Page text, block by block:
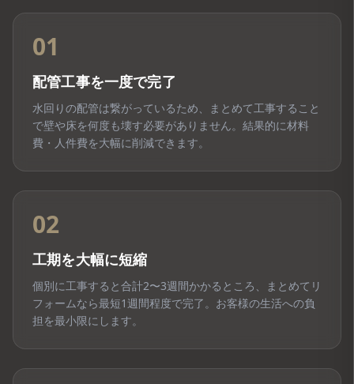
01
配管工事を一度で完了
水回りの配管は繋がっているため、まとめて工事すること
で壁や床を何度も壊す必要がありません。結果的に材料
費・人件費を大幅に削減できます。
02
工期を大幅に短縮
個別に工事すると合計2〜3週間かかるところ、まとめてリ
フォームなら最短1週間程度で完了。お客様の生活への負
担を最小限にします。